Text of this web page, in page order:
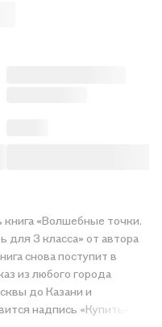
книга «Волшебные точки.
для 3 класса» от автора
снова поступит в
из любого города
до Казани и
надпись «Купить»,